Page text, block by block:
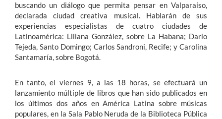
buscando un diálogo que permita pensar en Valparaíso,
declarada ciudad creativa musical. Hablarán de sus
experiencias especialistas de cuatro ciudades de
Latinoamérica: Liliana González, sobre La Habana; Darío
Tejeda, Santo Domingo; Carlos Sandroni, Recife; y Carolina
Santamaría, sobre Bogotá.
En tanto, el viernes 9, a las 18 horas, se efectuará un
lanzamiento múltiple de libros que han sido publicados en
los últimos dos años en América Latina sobre músicas
populares, en la Sala Pablo Neruda de la Biblioteca Pública